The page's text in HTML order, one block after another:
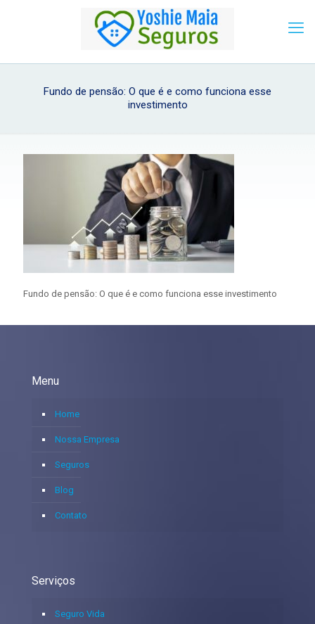
Fundo de pensão: O que é e como funciona esse
investimento
Fundo de pensão: O que é e como funciona esse investimento
Menu
Home
Nossa Empresa
Seguros
Blog
Contato
Serviços
Seguro Vida